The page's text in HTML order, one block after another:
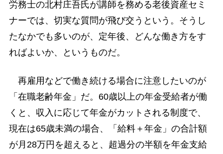
労務士の北村庄吾氏が講師を務める老後資産セミ
ナーでは、切実な質問が飛び交うという。そうし
たなかでも多いのが、定年後、どんな働き方をす
ればよいか、というものだ。
再雇用などで働き続ける場合に注意したいのが
「在職老齢年金」だ。60歳以上の年金受給者が働
くと、収入に応じて年金がカットされる制度で、
現在は65歳未満の場合、「給料＋年金」の合計額
が月28万円を超えると、超過分の半額を年金支給